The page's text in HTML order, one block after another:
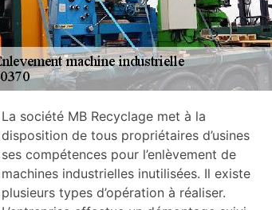
La société MB Recyclage met à la
disposition de tous propriétaires d’usines
ses compétences pour l’enlèvement de
machines industrielles inutilisées. Il existe
plusieurs types d’opération à réaliser.